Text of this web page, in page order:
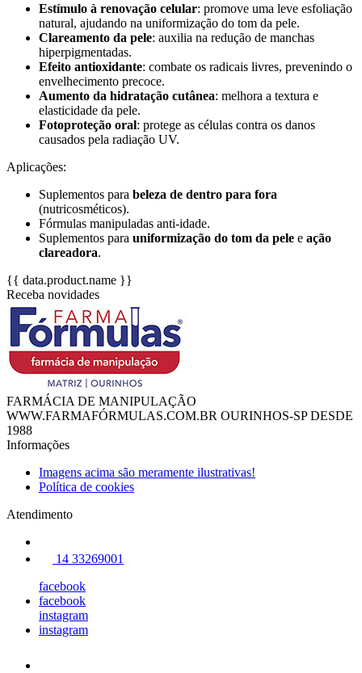
Estímulo à renovação celular: promove uma leve esfoliação
natural, ajudando na uniformização do tom da pele.
Clareamento da pele: auxilia na redução de manchas
hiperpigmentadas.
Efeito antioxidante: combate os radicais livres, prevenindo o
envelhecimento precoce.
Aumento da hidratação cutânea: melhora a textura e
elasticidade da pele.
Fotoproteção oral: protege as células contra os danos
causados pela radiação UV.
Aplicações:
Suplementos para beleza de dentro para fora
(nutricosméticos).
Fórmulas manipuladas anti-idade.
Suplementos para uniformização do tom da pele e ação
clareadora.
{{ data.product.name }}
Receba novidades
FARMÁCIA DE MANIPULAÇÃO
WWW.FARMAFÓRMULAS.COM.BR OURINHOS-SP DESDE
1988
Informações
Imagens acima são meramente ilustrativas!
Política de cookies
Atendimento
14 33269001
facebook
facebook
instagram
instagram